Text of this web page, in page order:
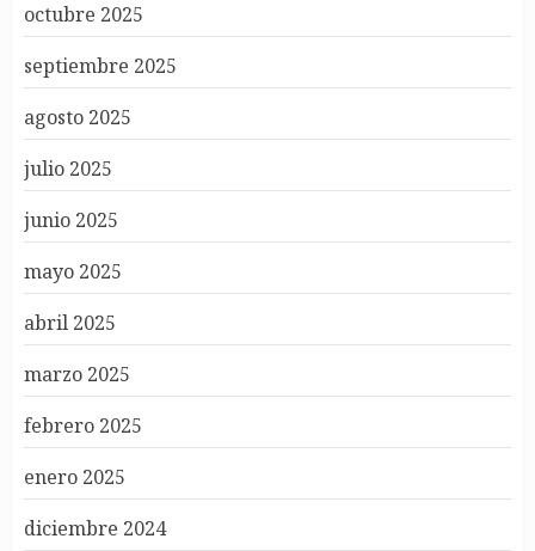
octubre 2025
septiembre 2025
agosto 2025
julio 2025
junio 2025
mayo 2025
abril 2025
marzo 2025
febrero 2025
enero 2025
diciembre 2024